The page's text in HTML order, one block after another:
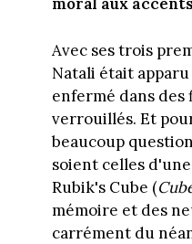
Avec ses trois
Natali était
enfermé dans
verrouillés. Et
beaucoup
soient celles
Rubik's Cube (
mémoire et des
carrément du